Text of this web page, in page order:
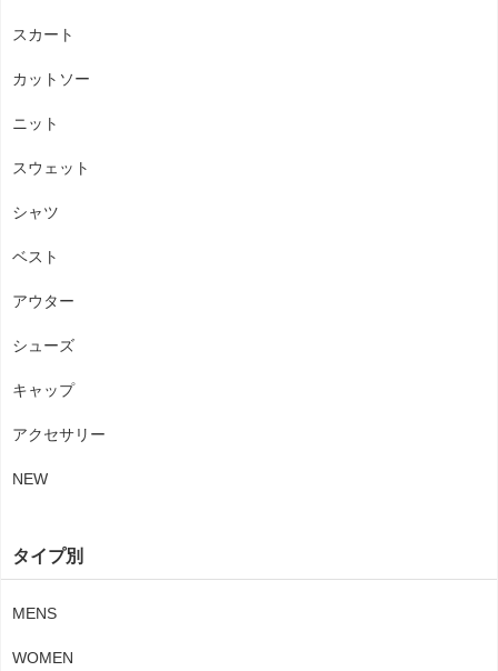
スカート
カットソー
ニット
スウェット
シャツ
ベスト
アウター
シューズ
キャップ
アクセサリー
NEW
タイプ別
MENS
WOMEN